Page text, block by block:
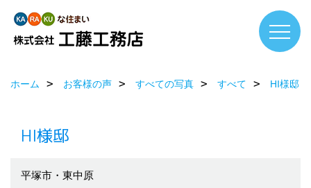
ホーム お客様の声 すべての写真 すべて HI様邸
HI様邸
平塚市・東中原